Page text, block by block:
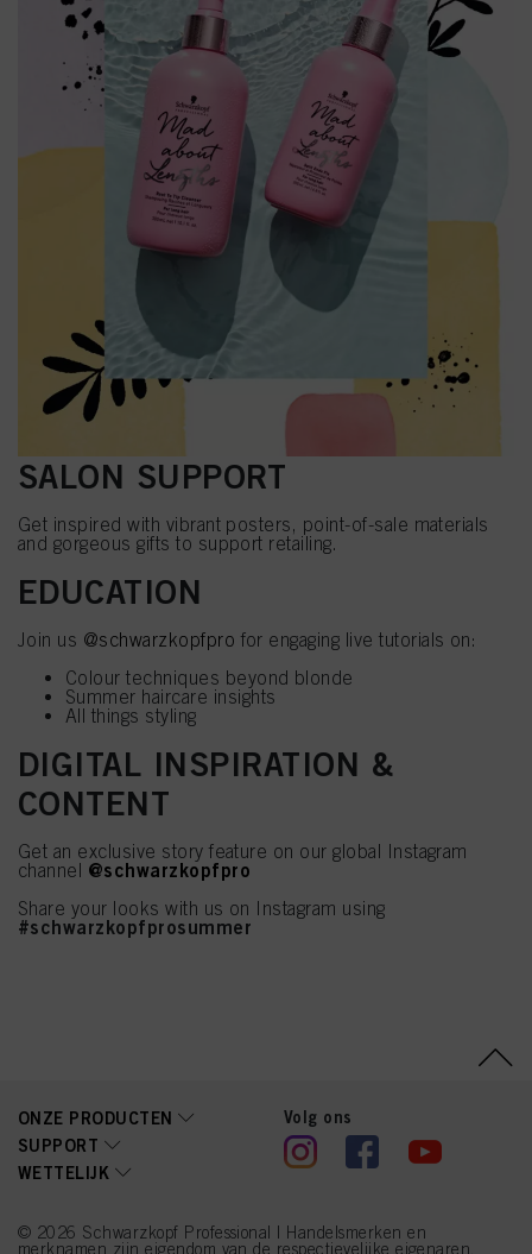
SALON SUPPORT
Get inspired with vibrant posters, point-of-sale materials
and gorgeous gifts to support retailing.
EDUCATION
Join us @schwarzkopfpro for engaging live tutorials on:
Colour techniques beyond blonde
Summer haircare insights
All things styling
DIGITAL INSPIRATION &
CONTENT
Get an exclusive story feature on our global Instagram
channel @schwarzkopfpro
Share your looks with us on Instagram using
#schwarzkopfprosummer
ONZE PRODUCTEN
SUPPORT
WETTELIJK
Volg ons
© 2026 Schwarzkopf Professional | Handelsmerken en
merknamen zijn eigendom van de respectievelijke eigenaren.